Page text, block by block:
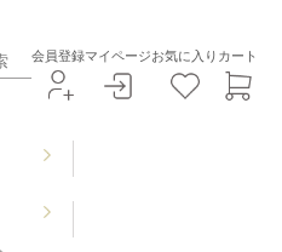
会員登録マイページお気に入り カート